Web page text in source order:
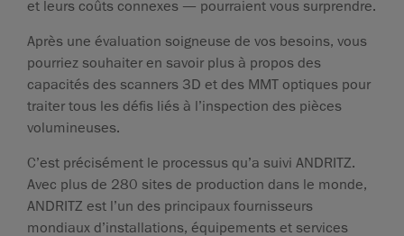
et leurs coûts connexes — pourraient vous surprendre.
Après une évaluation soigneuse de vos besoins, vous
pourriez souhaiter en savoir plus à propos des
capacités des scanners 3D et des MMT optiques pour
traiter tous les défis liés à l’inspection des pièces
volumineuses.
C’est précisément le processus qu’a suivi ANDRITZ.
Avec plus de 280 sites de production dans le monde,
ANDRITZ est l’un des principaux fournisseurs
mondiaux d’installations, équipements et services